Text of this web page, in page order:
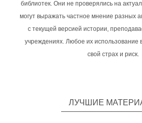
библиотек. Они не проверялись на
могут выражать частное мнение разных
с текущей версией истории,
учреждениях. Любое их использование
свой страх и риск.
ЛУЧШИЕ